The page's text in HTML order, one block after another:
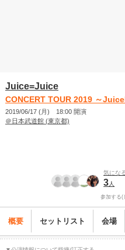
Juice=Juice
CONCERT TOUR 2019 ～
2019/06/17 (月) 18:00 開演
＠日本武道館 (東京都)
気にな
3人
参加する(
概要 セットリスト 会場